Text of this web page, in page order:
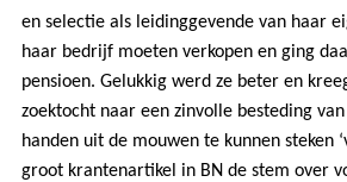
en selectie als leidinggevende van haar
haar bedrijf moeten verkopen en ging
pensioen. Gelukkig werd ze beter en
zoektocht naar een zinvolle besteding
handen uit de mouwen te kunnen steken
groot krantenartikel in BN de stem over